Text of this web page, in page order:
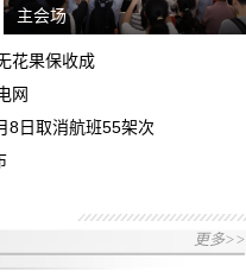
主会场
花果保收成
网
8日取消航班55架次
更多>>